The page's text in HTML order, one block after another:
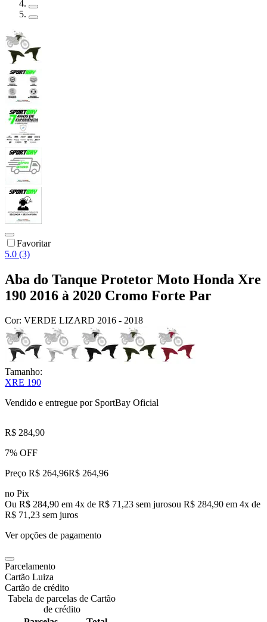
Favoritar
5.0 (3)
Aba do Tanque Protetor Moto Honda Xre
190 2016 à 2020 Cromo Forte Par
Cor: VERDE LIZARD 2016 - 2018
Tamanho:
XRE 190
Vendido e entregue por SportBay Oficial
R$ 284,90
7% OFF
Preço R$ 264,96R$ 264,96
no Pix
Ou R$ 284,90 em 4x de R$ 71,23 sem jurosou R$ 284,90 em 4x de
R$ 71,23 sem juros
Ver opções de pagamento
Parcelamento
Cartão Luiza
Cartão de crédito
Tabela de parcelas de Cartão
de crédito